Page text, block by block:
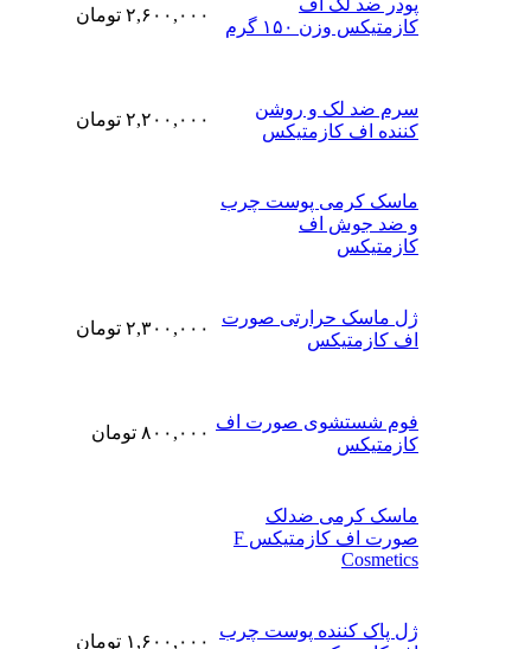
کازمتیکس وزن ۱۵۰ گرم
۲,۶۰۰,۰۰۰ تومان
سرم ضد لک و روشن
کننده اف کازمتیکس
۲,۲۰۰,۰۰۰ تومان
ماسک کرمی پوست چرب
و ضد جوش اف
کازمتیکس
ژل ماسک حرارتی صورت
اف کازمتیکس
۲,۳۰۰,۰۰۰ تومان
فوم شستشوی صورت اف
کازمتیکس
۸۰۰,۰۰۰ تومان
ماسک کرمی ضدلک
صورت اف کازمتیکس F
Cosmetics
ژل پاک کننده پوست چرب
۱,۶۰۰,۰۰۰ تومان